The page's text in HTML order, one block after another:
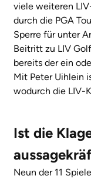
viele weiteren
durch die PGA
Sperre für unter
Beitritt zu LIV
bereits der ein
Mit Peter Uihlein
wodurch die LIV-
Ist die
Neun der 11